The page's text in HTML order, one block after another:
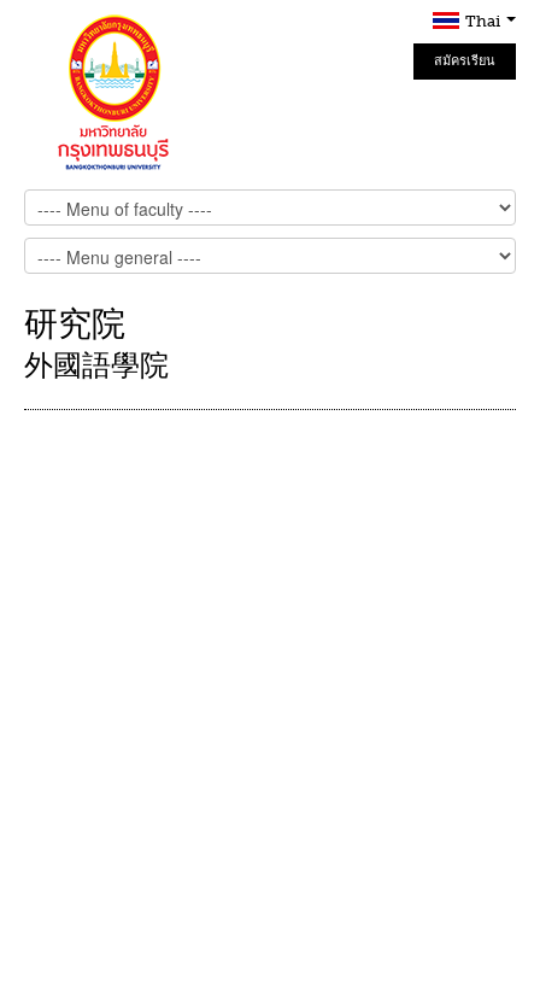
Thai
สมัครเรียน
Online
研究院
外國語學院